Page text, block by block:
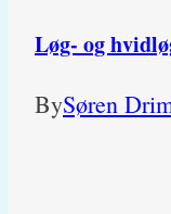
Løg- og
BySøren